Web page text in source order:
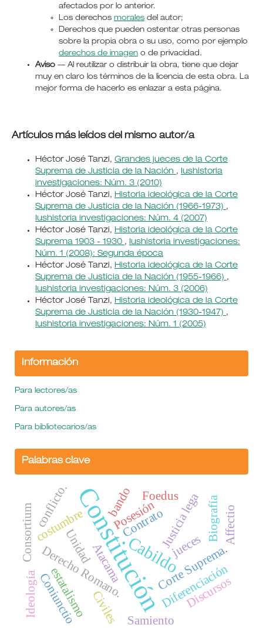
afectados por lo anterior.
Los derechos moralesdel autor;
Derechos que pueden ostentar otras personas
sobre la propia obra o su uso, como por ejemplo
derechos de imageno de privacidad.
Aviso— Al reutilizar o distribuir la obra, tiene que dejar
muy en claro los términos de la licencia de esta obra. La
mejor forma de hacerlo es enlazar a esta página.
Artículos más leídos del mismo autor/a
Héctor José Tanzi, Grandes jueces de la Corte
Suprema de Justicia de la Nación , Iushistoria
investigaciones: Núm. 3 (2010)
Héctor José Tanzi, Historia ideológica de la Corte
Suprema de Justicia de la Nación (1966-1973) ,
Iushistoria investigaciones: Núm. 4 (2007)
Héctor José Tanzi, Historia ideológica de la Corte
Suprema 1903 - 1930 , Iushistoria investigaciones:
Núm. 1 (2008): Segunda época
Héctor José Tanzi, Historia ideológica de la Corte
Suprema de Justicia de la Nación (1955-1966) ,
Iushistoria investigaciones: Núm. 3 (2006)
Héctor José Tanzi, Historia ideológica de la Corte
Suprema de Justicia de la Nación (1930-1947) ,
Iushistoria investigaciones: Núm. 1 (2005)
Información
Para lectores/as
Para autores/as
Para bibliotecarios/as
Palabras clave
Constitución
Cabildojueces
costumbre Justicia lega
Derecho Romano.
Atacama
Posesión
Corte Suprema.
Biografía
estatalismo Diferenciación
Unidad
Contrato
Foedus
Affectio
Consortium
Coniunctio Civiles Discursos
Samiento
Ideología
bando
conflicto.